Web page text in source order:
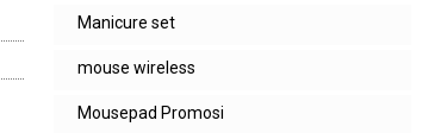
Manicure set
mouse wireless
Mousepad Promosi